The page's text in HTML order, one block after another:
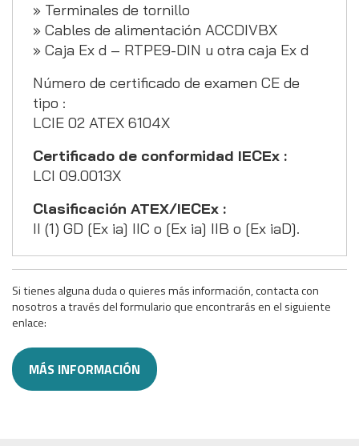
» Terminales de tornillo
» Cables de alimentación ACCDIVBX
» Caja Ex d – RTPE9-DIN u otra caja Ex d
Número de certificado de examen CE de
tipo :
LCIE 02 ATEX 6104X
Certificado de conformidad IECEx :
LCI 09.0013X
Clasificación ATEX/IECEx :
II (1) GD [Ex ia] IIC o [Ex ia] IIB o [Ex iaD].
Si tienes alguna duda o quieres más información, contacta con
nosotros a través del formulario que encontrarás en el siguiente
enlace:
MÁS INFORMACIÓN